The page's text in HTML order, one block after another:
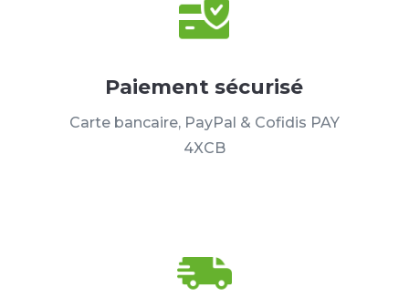
Paiement sécurisé
Carte bancaire, PayPal & Cofidis PAY
4XCB